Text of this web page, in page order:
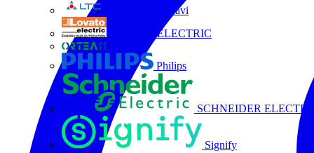
La Triveneta Cavi
LOVATO ELECTRIC
Philips
SCHNEIDER
Signify